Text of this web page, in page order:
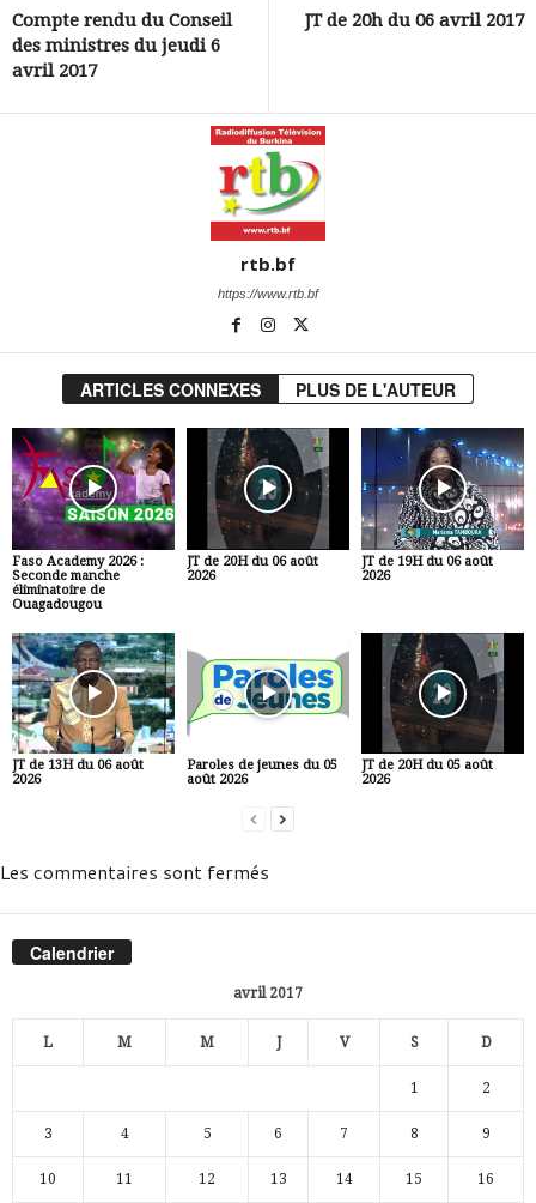
Compte rendu du Conseil
des ministres du jeudi 6
avril 2017
JT de 20h du 06 avril 2017
rtb.bf
https://www.rtb.bf
ARTICLES CONNEXES PLUS DE L'AUTEUR
Faso Academy 2026 :
Seconde manche
éliminatoire de
Ouagadougou
JT de 20H du 06 août
2026
JT de 19H du 06 août
2026
JT de 13H du 06 août
2026
Paroles de jeunes du 05
août 2026
JT de 20H du 05 août
2026
Les commentaires sont fermés
Calendrier
avril 2017
L M M J V S D
1 2
3 4 5 6 7 8 9
10 11 12 13 14 15 16